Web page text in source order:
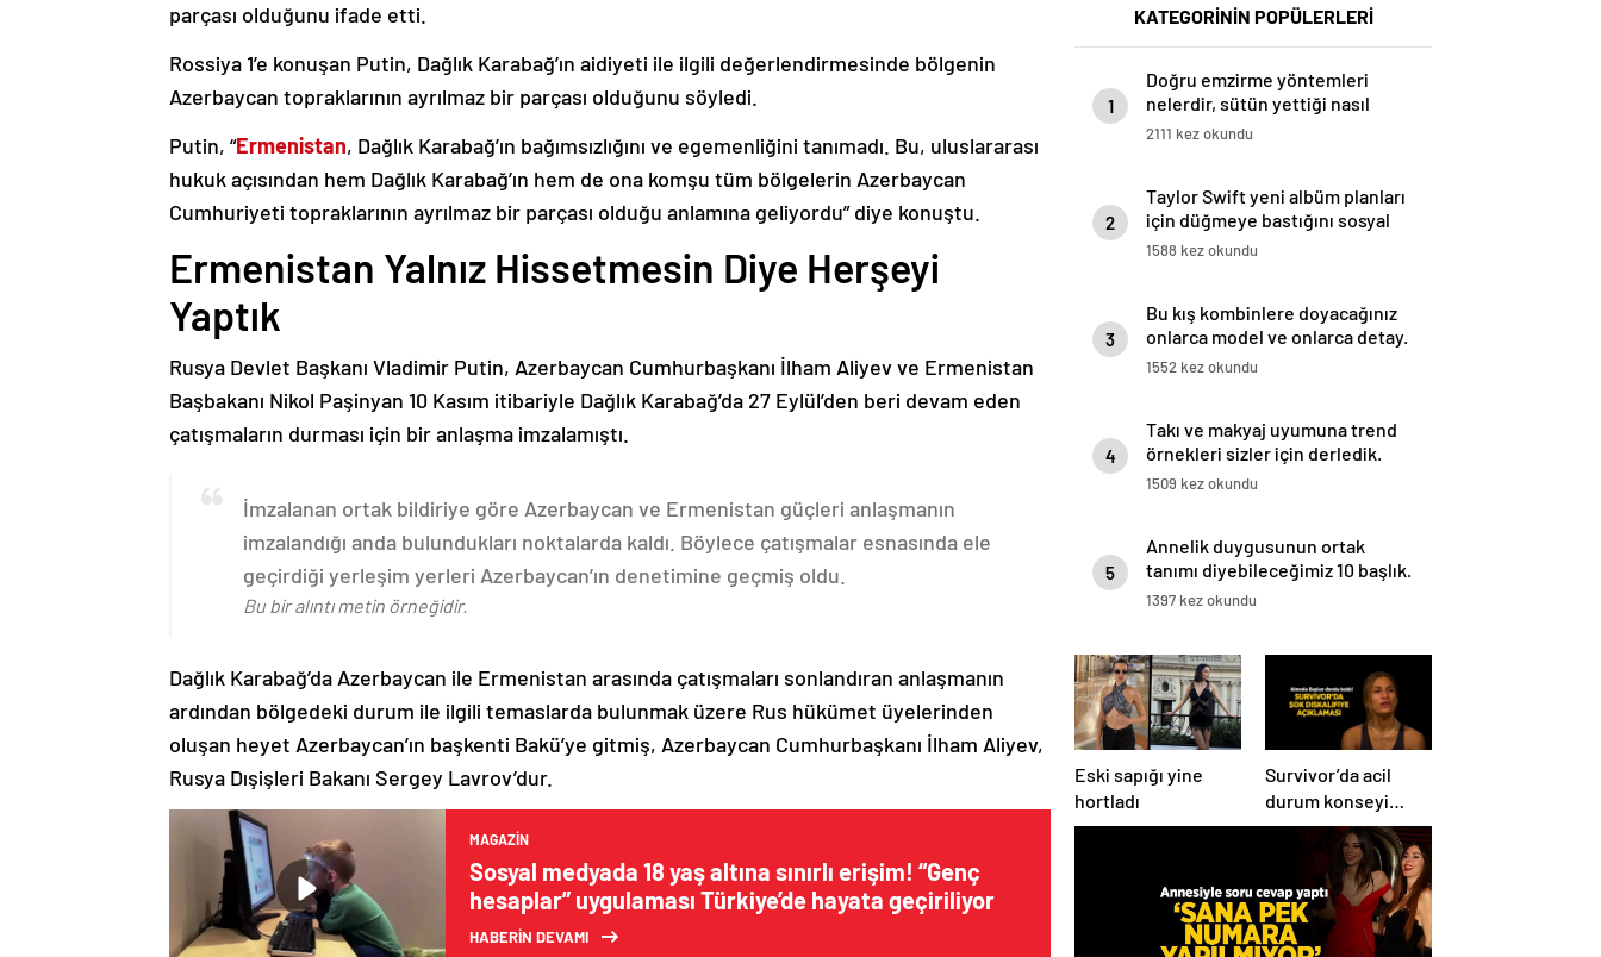
parçası olduğunu ifade etti.
Rossiya 1’e konuşan Putin, Dağlık Karabağ’ın aidiyeti ile ilgili değerlendirmesinde bölgenin
Azerbaycan topraklarının ayrılmaz bir parçası olduğunu söyledi.
Putin, “Ermenistan, Dağlık Karabağ’ın bağımsızlığını ve egemenliğini tanımadı. Bu, uluslararası
hukuk açısından hem Dağlık Karabağ’ın hem de ona komşu tüm bölgelerin Azerbaycan
Cumhuriyeti topraklarının ayrılmaz bir parçası olduğu anlamına geliyordu” diye konuştu.
Ermenistan Yalnız Hissetmesin Diye Herşeyi
Yaptık
Rusya Devlet Başkanı Vladimir Putin, Azerbaycan Cumhurbaşkanı İlham Aliyev ve Ermenistan
Başbakanı Nikol Paşinyan 10 Kasım itibariyle Dağlık Karabağ’da 27 Eylül’den beri devam eden
çatışmaların durması için bir anlaşma imzalamıştı.
İmzalanan ortak bildiriye göre Azerbaycan ve Ermenistan güçleri anlaşmanın
imzalandığı anda bulundukları noktalarda kaldı. Böylece çatışmalar esnasında ele
geçirdiği yerleşim yerleri Azerbaycan’ın denetimine geçmiş oldu.
Bu bir alıntı metin örneğidir.
Dağlık Karabağ’da Azerbaycan ile Ermenistan arasında çatışmaları sonlandıran anlaşmanın
ardından bölgedeki durum ile ilgili temaslarda bulunmak üzere Rus hükümet üyelerinden
oluşan heyet Azerbaycan’ın başkenti Bakü’ye gitmiş, Azerbaycan Cumhurbaşkanı İlham Aliyev,
Rusya Dışişleri Bakanı Sergey Lavrov’dur.
MAGAZIN
Sosyal medyada 18 yaş altına sınırlı erişim! “Genç
hesaplar” uygulaması Türkiye’de hayata geçiriliyor
HABERİN DEVAMI
KATEGORİNİN POPÜLERLERİ
1
Doğru emzirme yöntemleri
nelerdir, sütün yettiği nasıl
anlaşılır?
2111 kez okundu
2
Taylor Swift yeni albüm planları
için düğmeye bastığını sosyal
medyadan duyurdu!
1588 kez okundu
3
Bu kış kombinlere doyacağınız
onlarca model ve onlarca detay.
1552 kez okundu
4
Takı ve makyaj uyumuna trend
örnekleri sizler için derledik.
1509 kez okundu
5
Annelik duygusunun ortak
tanımı diyebileceğimiz 10 başlık.
1397 kez okundu
Eski sapığı yine
hortladı
Survivor’da acil
durum konseyi
toplandı! Almeda
Baylan diskalifiye
mi oldu?